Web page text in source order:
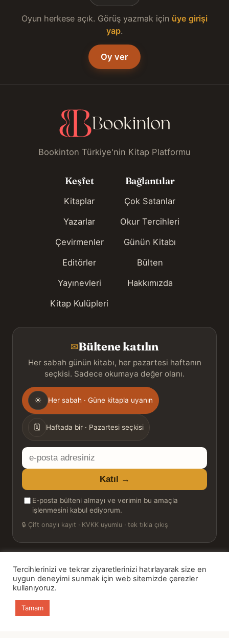
Oyun herkese açık. Görüş yazmak için üye girişi
yap.
Oy ver
Bookinton Türkiye'nin Kitap Platformu
Keşfet
Kitaplar
Yazarlar
Çevirmenler
Editörler
Yayınevleri
Kitap Kulüpleri
Bağlantılar
Çok Satanlar
Okur Tercihleri
Günün Kitabı
Bülten
Hakkımızda
✉Bültene katılın
Her sabah günün kitabı, her pazartesi haftanın
seçkisi. Sadece okumaya değer olanı.
Gönderim
sıklığı
☀ Her sabah · Güne kitapla uyanın
🗓 Haftada bir · Pazartesi seçkisi
E-
posta
adresiniz
Katıl →
E-posta bülteni almayı ve verimin bu amaçla
işlenmesini kabul ediyorum.
🔒 Çift onaylı kayıt · KVKK uyumlu · tek tıkla çıkış
© 2026 Bookinton — Türkiye’nin Kitap Platformu
HT Book Review — webmaster: Hakan Turgay
Tercihlerinizi ve tekrar ziyaretlerinizi hatırlayarak size en
uygun deneyimi sunmak için web sitemizde çerezler
kullanıyoruz.
Tamam